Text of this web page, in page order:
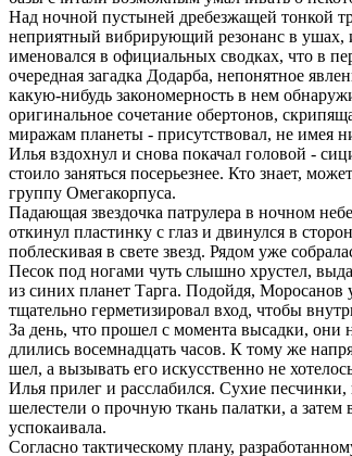
Над ночной пустыней дребезжащей тонкой
неприятный вибрирующий резонанс в
именовался в официальных сводках, что в
очередная загадка Додарба, непонятное
какую-нибудь закономерность в нем
оригинальное сочетание обертонов,
миражам планеты - присутствовал, не имея
Илья вздохнул и снова покачал головой -
стоило заняться посерьезнее. Кто знает,
группу Омегакорпуса.
Падающая звездочка патрулера в ночном
откинул пластинку с глаз и двинулся в
поблескивая в свете звезд. Рядом уже
Песок под ногами чуть слышно хрустел,
из синих планет Тарга. Подойдя, Моросанов
тщательно герметизировал вход, чтобы
За день, что прошел с момента высадки, они
длились восемнадцать часов. К тому же
шел, а вызывать его искусственно не
Илья прилег и расслабился. Сухие
шелестели о прочную ткань палатки, а
успокаивала.
Согласно тактическому плану,